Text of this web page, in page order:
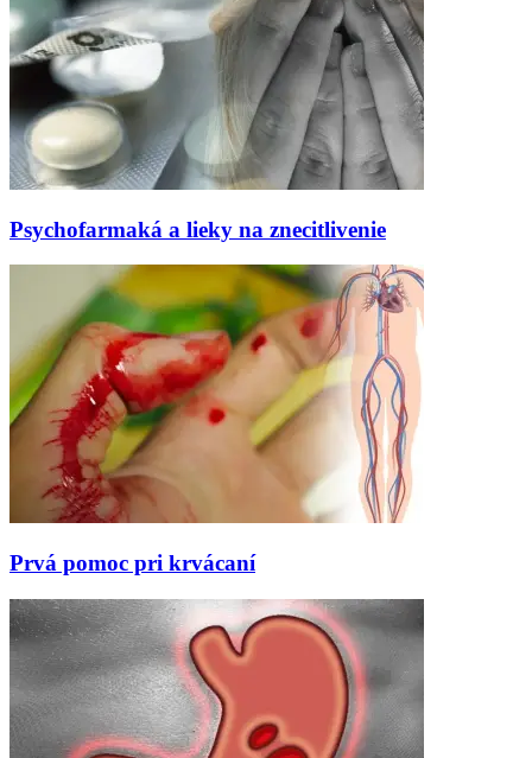
Psychofarmaká a lieky na znecitlivenie
Prvá pomoc pri krvácaní